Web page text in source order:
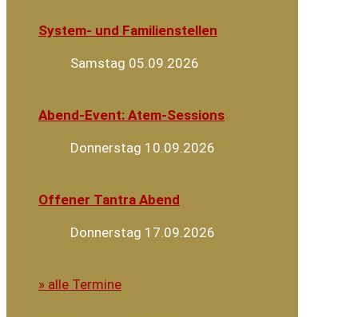
System- und Familienstellen
Samstag 05.09.2026
Abend-Event: Atem-Sessions
Donnerstag 10.09.2026
Offener Tantra Abend
Donnerstag 17.09.2026
» alle Termine